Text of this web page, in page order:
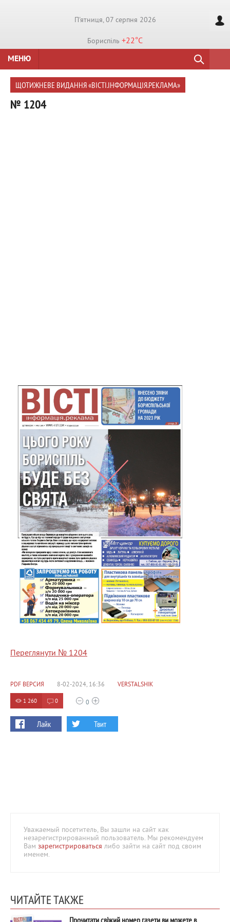
П'ятниця, 07 серпня 2026
Бориспiль +22°C
МЕНЮ
ЩОТИЖНЕВЕ ВИДАННЯ «ВІСТІ.ІНФОРМАЦІЯ.РЕКЛАМА»
№ 1204
Переглянути № 1204
PDF ВЕРСИЯ 8-02-2024, 16:36 VERSTALSHIK
1 260 0 0
Лайк Твит
Уважаемый посетитель, Вы зашли на сайт как
незарегистрированный пользователь. Мы рекомендуем
Вам зарегистрироваться либо зайти на сайт под своим
именем.
ЧИТАЙТЕ ТАКЖЕ
Прочитати свіжий номер газети ви можете в